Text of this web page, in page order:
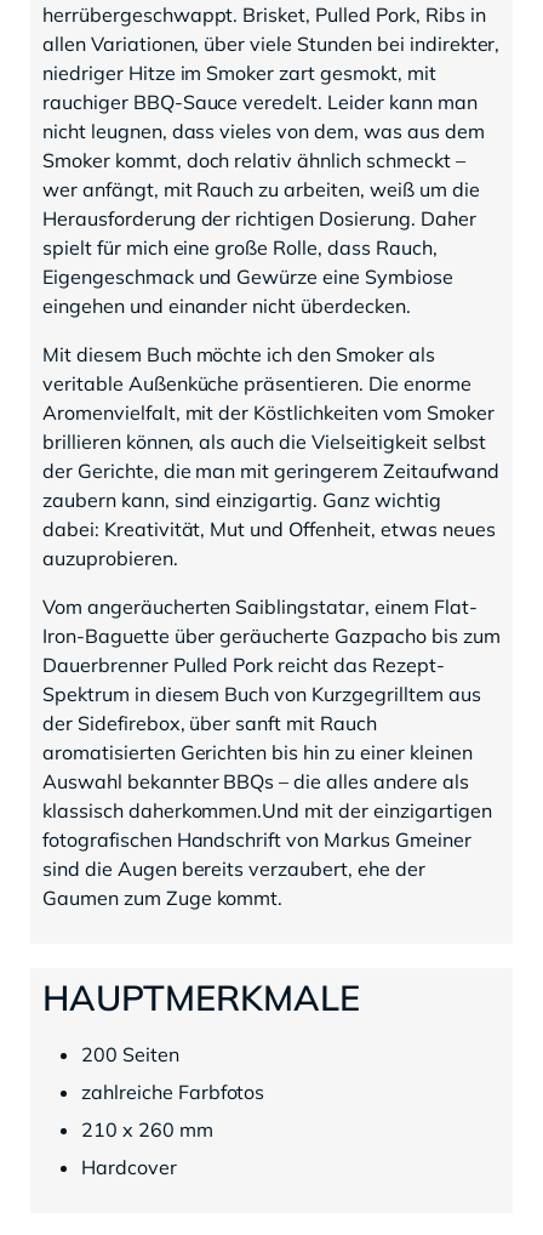
herrübergeschwappt. Brisket, Pulled Pork, Ribs in
allen Variationen, über viele Stunden bei indirekter,
niedriger Hitze im Smoker zart gesmokt, mit
rauchiger BBQ-Sauce veredelt. Leider kann man
nicht leugnen, dass vieles von dem, was aus dem
Smoker kommt, doch relativ ähnlich schmeckt –
wer anfängt, mit Rauch zu arbeiten, weiß um die
Herausforderung der richtigen Dosierung. Daher
spielt für mich eine große Rolle, dass Rauch,
Eigengeschmack und Gewürze eine Symbiose
eingehen und einander nicht überdecken.
Mit diesem Buch möchte ich den Smoker als
veritable Außenküche präsentieren. Die enorme
Aromenvielfalt, mit der Köstlichkeiten vom Smoker
brillieren können, als auch die Vielseitigkeit selbst
der Gerichte, die man mit geringerem Zeitaufwand
zaubern kann, sind einzigartig. Ganz wichtig
dabei: Kreativität, Mut und Offenheit, etwas neues
auzuprobieren.
Vom angeräucherten Saiblingstatar, einem Flat-
Iron-Baguette über geräucherte Gazpacho bis zum
Dauerbrenner Pulled Pork reicht das Rezept-
Spektrum in diesem Buch von Kurzgegrilltem aus
der Sidefirebox, über sanft mit Rauch
aromatisierten Gerichten bis hin zu einer kleinen
Auswahl bekannter BBQs – die alles andere als
klassisch daherkommen.Und mit der einzigartigen
fotografischen Handschrift von Markus Gmeiner
sind die Augen bereits verzaubert, ehe der
Gaumen zum Zuge kommt.
HAUPTMERKMALE
200 Seiten
zahlreiche Farbfotos
210 x 260 mm
Hardcover